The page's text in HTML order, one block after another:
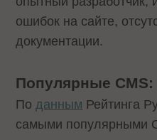
ошибок на сайте,
документации.
Популярные
По данным Рейтинга
самыми популярными